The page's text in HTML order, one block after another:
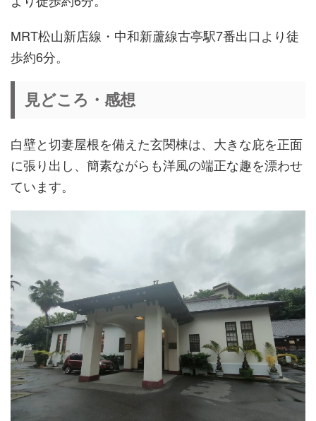
MRT松山新店線・中和新蘆線古亭駅7番出口より徒
歩約6分。
見どころ・感想
白壁と切妻屋根を備えた玄関棟は、大きな庇を正面
に張り出し、簡素ながらも洋風の端正な趣を漂わせ
ています。